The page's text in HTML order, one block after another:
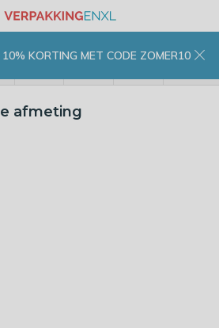
KORTING MET CODE ZOMER10
afmeting